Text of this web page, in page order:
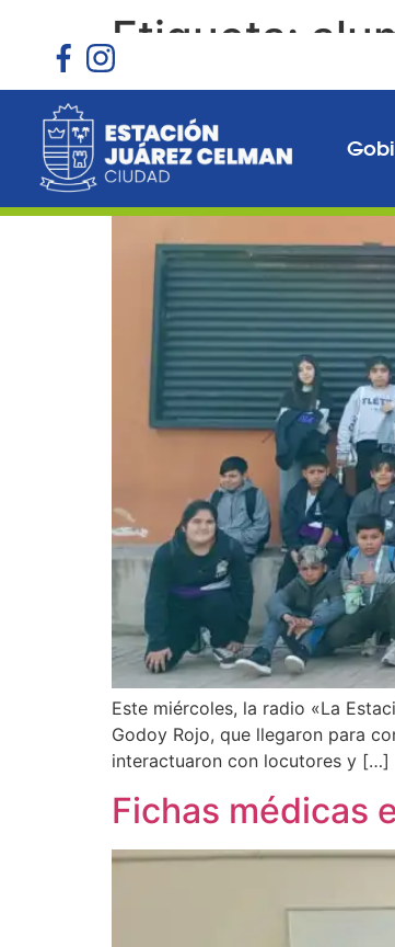
Etiqueta:
Pequeños
Este miércoles, la radio «La
Godoy Rojo, que llegaron para
interactuaron con locutores y […]
Fichas médicas